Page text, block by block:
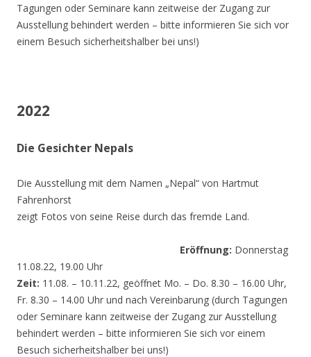
Tagungen oder Seminare kann zeitweise der Zugang zur
Ausstellung behindert werden – bitte informieren Sie sich vor
einem Besuch sicherheitshalber bei uns!)
2022
Die Gesichter Nepals
Die Ausstellung mit dem Namen „Nepal“ von Hartmut
Fahrenhorst
zeigt Fotos von seine Reise durch das fremde Land.
Eröffnung: Donnerstag
11.08.22, 19.00 Uhr
Zeit: 11.08. – 10.11.22, geöffnet Mo. – Do. 8.30 – 16.00 Uhr,
Fr. 8.30 – 14.00 Uhr und nach Vereinbarung (durch Tagungen
oder Seminare kann zeitweise der Zugang zur Ausstellung
behindert werden – bitte informieren Sie sich vor einem
Besuch sicherheitshalber bei uns!)